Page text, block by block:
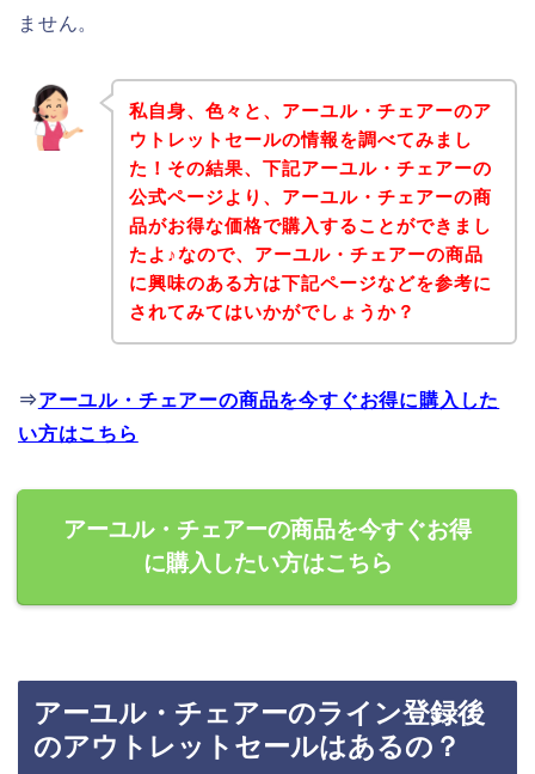
ません。
私自身、色々と、アーユル・チェアーのア
ウトレットセールの情報を調べてみまし
た！その結果、下記アーユル・チェアーの
公式ページより、アーユル・チェアーの商
品がお得な価格で購入することができまし
たよ♪なので、アーユル・チェアーの商品
に興味のある方は下記ページなどを参考に
されてみてはいかがでしょうか？
⇒アーユル・チェアーの商品を今すぐお得に購入した
い方はこちら
アーユル・チェアーの商品を今すぐお得
に購入したい方はこちら
アーユル・チェアーのライン登録後
のアウトレットセールはあるの？